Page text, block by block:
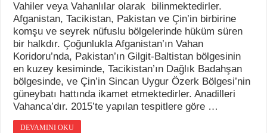
Vahiler veya Vahanlılar olarak bilinmektedirler.
Afganistan, Tacikistan, Pakistan ve Çin’in birbirine
komşu ve seyrek nüfuslu bölgelerinde hüküm süren
bir halkdır. Çoğunlukla Afganistan’ın Vahan
Koridoru’nda, Pakistan’ın Gilgit-Baltistan bölgesinin
en kuzey kesiminde, Tacikistan’ın Dağlık Badahşan
bölgesinde, ve Çin’in Sincan Uygur Özerk Bölgesi’nin
güneybatı hattında ikamet etmektedirler. Anadilleri
Vahanca’dır. 2015’te yapılan tespitlere göre …
DEVAMINI OKU